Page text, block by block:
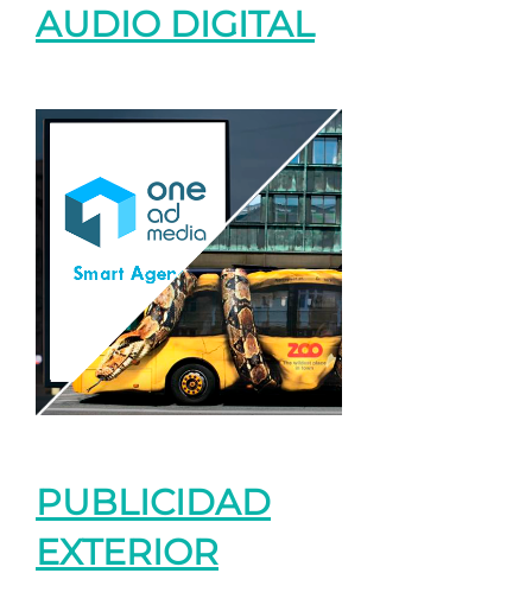
AUDIO DIGITAL
PUBLICIDAD
EXTERIOR